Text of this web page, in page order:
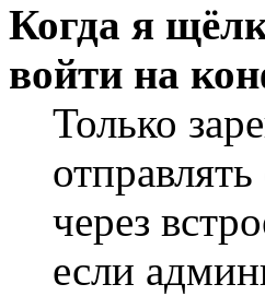
Когда я
войти на
Только
через
если